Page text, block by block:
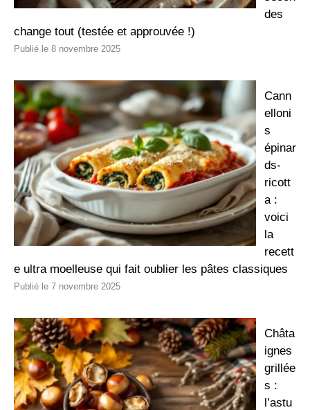
des
change tout (testée et approuvée !)
8 novembre 2025
Cann
elloni
s
épinar
ds-
ricott
a :
voici
la
recett
e ultra moelleuse qui fait oublier les pâtes classiques
7 novembre 2025
Châta
ignes
grillée
s :
l’astu